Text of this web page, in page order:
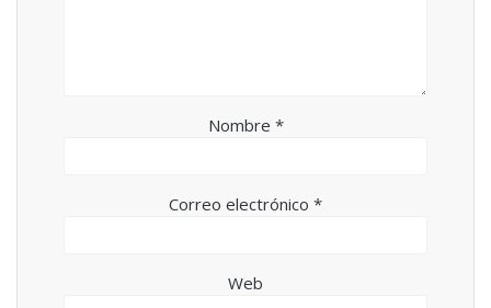
Nombre *
Correo electrónico *
Web